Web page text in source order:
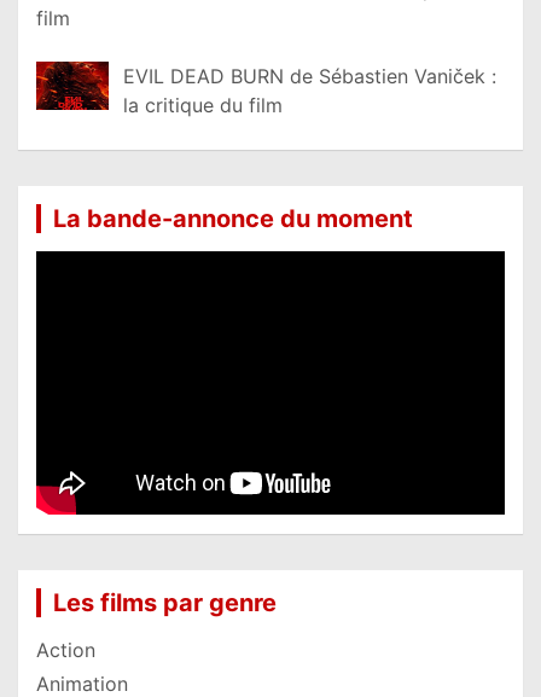
film
EVIL DEAD BURN de Sébastien Vaniček :
la critique du film
La bande-annonce du moment
Les films par genre
Action
Animation